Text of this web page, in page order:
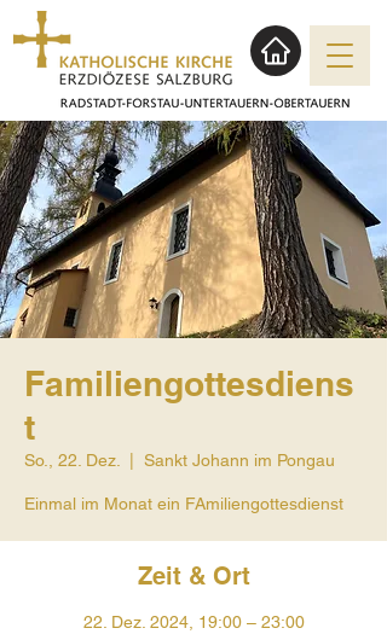
Familiengottesdiens
t
So., 22. Dez. Sankt Johann im Pongau
Einmal im Monat ein FAmiliengottesdienst
Zeit & Ort
22. Dez. 2024, 19:00 – 23:00